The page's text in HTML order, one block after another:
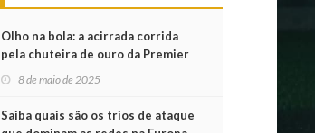
Olho na bola: a acirrada corrida
pela chuteira de ouro da Premier
League
8 de maio de 2025
Saiba quais são os trios de ataque